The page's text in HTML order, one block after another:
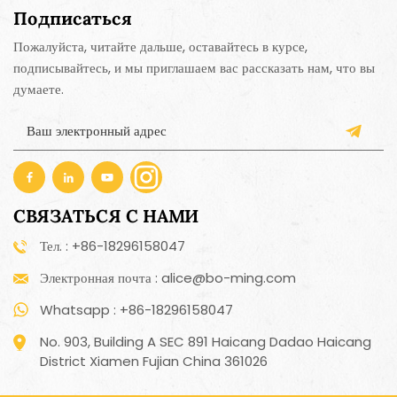
Подписаться
Пожалуйста, читайте дальше, оставайтесь в курсе,
подписывайтесь, и мы приглашаем вас рассказать нам, что вы
думаете.
СВЯЗАТЬСЯ С НАМИ
Тел. : +86-18296158047
Электронная почта : alice@bo-ming.com
Whatsapp : +86-18296158047
No. 903, Building A SEC 891 Haicang Dadao Haicang
District Xiamen Fujian China 361026